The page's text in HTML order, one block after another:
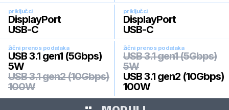
priključci
DisplayPort
USB-C
priključci
DisplayPort
USB-C
žični prenos podataka
USB 3.1 gen1 (5Gbps)
5W
USB 3.1 gen2 (10Gbps)
100W
žični prenos podataka
USB 3.1 gen1 (5Gbps)
5W
USB 3.1 gen2 (10Gbps)
100W